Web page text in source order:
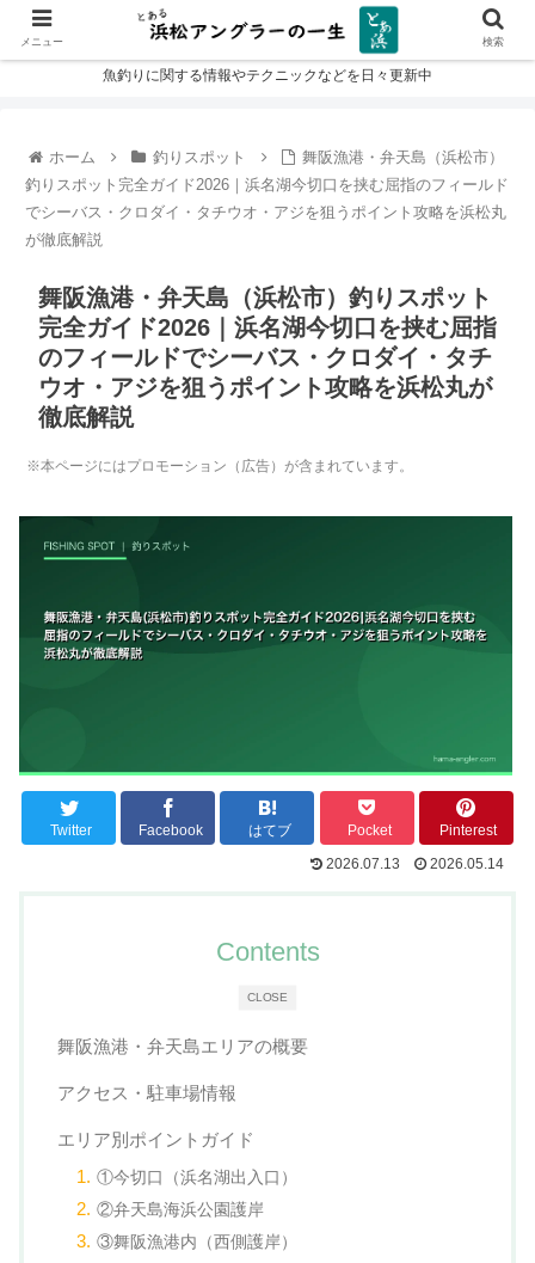
魚釣りに関する情報やテクニックなどを日々更新中
ホーム 釣りスポット
舞阪漁港・弁天島（浜松市）
釣りスポット完全ガイド2026｜浜名湖今切口を挟む屈指のフィールド
でシーバス・クロダイ・タチウオ・アジを狙うポイント攻略を浜松丸
が徹底解説
舞阪漁港・弁天島（浜松市）釣りスポット
完全ガイド2026｜浜名湖今切口を挟む屈指
のフィールドでシーバス・クロダイ・タチ
ウオ・アジを狙うポイント攻略を浜松丸が
徹底解説
※本ページにはプロモーション（広告）が含まれています。
Twitter Facebook はてブ Pocket
Pinterest
2026.07.13
2026.05.14
CLOSE
Contents
舞阪漁港・弁天島エリアの概要
アクセス・駐車場情報
エリア別ポイントガイド
①今切口（浜名湖出入口）
②弁天島海浜公園護岸
③舞阪漁港内（西側護岸）
メニュー 検索